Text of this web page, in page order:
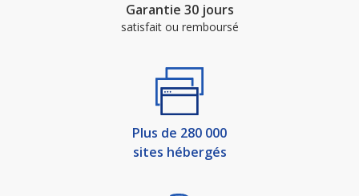
Garantie 30 jours
satisfait ou remboursé
Plus de 280 000
sites hébergés